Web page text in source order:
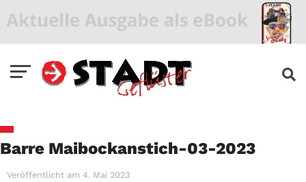
Barre Maibockanstich-03-2023
Veröffentlicht am 4. Mai 2023